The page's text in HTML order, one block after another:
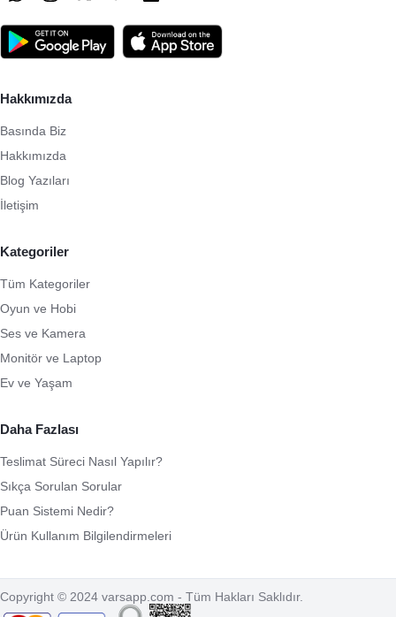
Hakkımızda
Basında Biz
Hakkımızda
Blog Yazıları
İletişim
Kategoriler
Tüm Kategoriler
Oyun ve Hobi
Ses ve Kamera
Monitör ve Laptop
Ev ve Yaşam
Daha Fazlası
Teslimat Süreci Nasıl Yapılır?
Sıkça Sorulan Sorular
Puan Sistemi Nedir?
Ürün Kullanım Bilgilendirmeleri
Copyright © 2024 varsapp.com - Tüm Hakları Saklıdır.